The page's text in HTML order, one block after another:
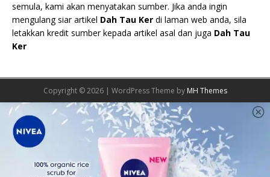
semula, kami akan menyatakan sumber. Jika anda ingin
mengulang siar artikel Dah Tau Ker di laman web anda, sila
letakkan kredit sumber kepada artikel asal dan juga Dah Tau
Ker
Copyright © 2026 | WordPress Theme by MH Themes